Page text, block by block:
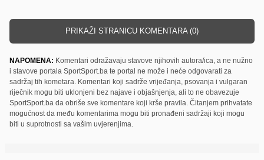
PRIKAŽI STRANICU KOMENTARA (0)
NAPOMENA: Komentari odražavaju stavove njihovih autora/ica, a ne nužno
i stavove portala SportSport.ba te portal ne može i neće odgovarati za
sadržaj tih kometara. Komentari koji sadrže vrijeđanja, psovanja i vulgaran
riječnik mogu biti uklonjeni bez najave i objašnjenja, ali to ne obavezuje
SportSport.ba da obriše sve komentare koji krše pravila. Čitanjem prihvatate
mogućnost da među komentarima mogu biti pronađeni sadržaji koji mogu
biti u suprotnosti sa vašim uvjerenjima.